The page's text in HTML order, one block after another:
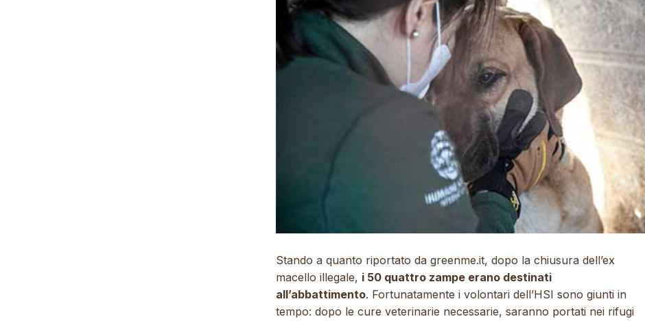
Stando a quanto riportato da greenme.it, dopo la chiusura dell’ex
macello illegale, i 50 quattro zampe erano destinati
all’abbattimento. Fortunatamente i volontari dell’HSI sono giunti in
tempo: dopo le cure veterinarie necessarie, saranno portati nei rifugi